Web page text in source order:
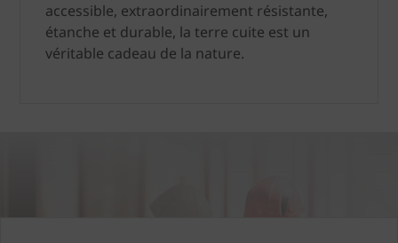
accessible, extraordinairement résistante,
étanche et durable, la terre cuite est un
véritable cadeau de la nature.